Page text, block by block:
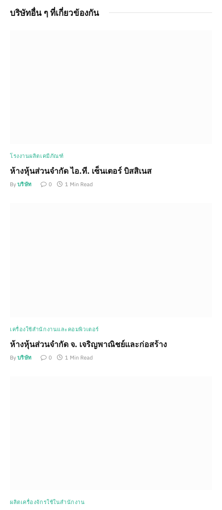
บริษัทอื่น ๆ ที่เกี่ยวข้องกัน
โรงงานผลิตเคมีภัณฑ์
ห้างหุ้นส่วนจำกัด ไอ.ที. เซ็นเตอร์ บิสสิเนส
By บริษัท 0 1 Min Read
เครื่องใช้สำนักงานและคอมพิวเตอร์
ห้างหุ้นส่วนจำกัด จ. เจริญพาณิชย์และก่อสร้าง
By บริษัท 0 1 Min Read
ผลิตเครื่องจักรใช้ในสำนักงาน